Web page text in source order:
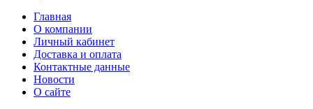
Главная
О компании
Личный кабинет
Доставка и оплата
Контактные данные
Новости
О сайте